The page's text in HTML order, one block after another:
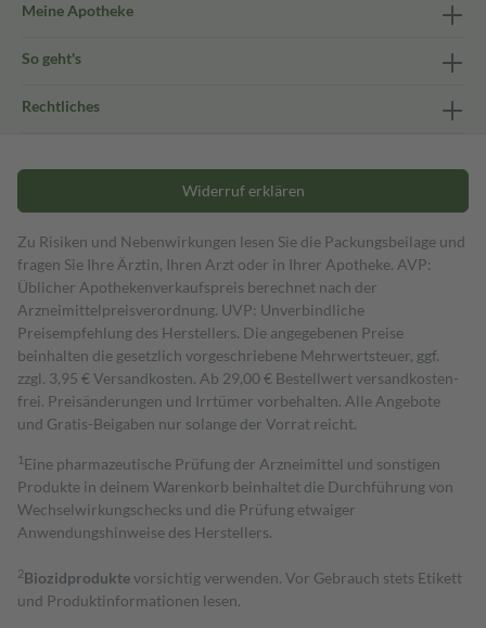
Meine Apotheke
So geht's
Rechtliches
Widerruf erklären
Zu Risiken und Nebenwirkungen lesen Sie die Packungsbeilage und
fragen Sie Ihre Ärztin, Ihren Arzt oder in Ihrer Apotheke. AVP:
Üblicher Apothekenverkaufspreis berechnet nach der
Arzneimittelpreisverordnung. UVP: Unverbindliche
Preisempfehlung des Herstellers. Die angegebenen Preise
beinhalten die gesetzlich vorgeschriebene Mehrwertsteuer, ggf.
zzgl. 3,95 € Versandkosten. Ab 29,00 € Bestell­wert versand­kosten­
frei. Preisänderungen und Irrtümer vorbehalten. Alle Angebote
und Gratis-Beigaben nur solange der Vorrat reicht.
1 Eine pharmazeutische Prüfung der Arzneimittel und sonstigen
Produkte in deinem Warenkorb beinhaltet die Durchführung von
Wechselwirkungschecks und die Prüfung etwaiger
Anwendungshinweise des Herstellers.
2Biozidproduktevorsichtig verwenden. Vor Gebrauch stets Etikett
und Produktinformationen lesen.